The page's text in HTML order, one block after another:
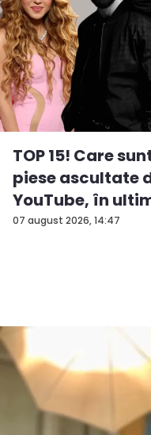
07 august 2026, 14:47
TOP 15! Care
piese ascultate
YouTube, în